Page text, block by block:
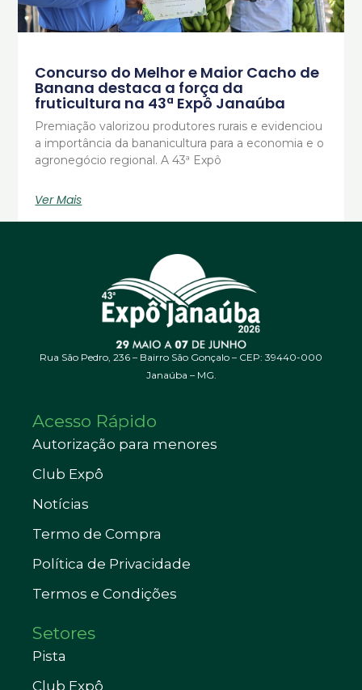
Concurso do Melhor e Maior Cacho de
Banana destaca a força da
fruticultura na 43ª Expô Janaúba
Premiação valorizou produtores rurais e evidenciou
a importância da bananicultura para a economia e o
agronegócio regional. A 43ª Expô
Ver Mais
Rua São Pedro, 236 – Bairro São Gonçalo – CEP: 39440-000
Janaúba – MG.
Acesso Rápido
Autorização para menores
Club Expô
Notícias
Termo de Compra
Política de Privacidade
Termos e Condições
Setores
Pista
Club Expô